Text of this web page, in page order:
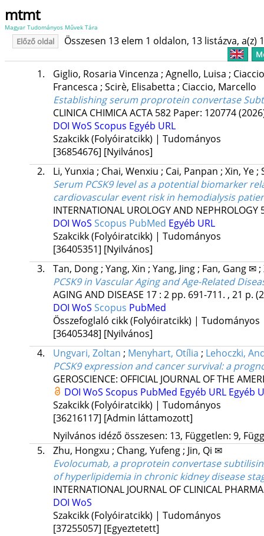
mtmt
Magyar Tudományos Művek Tára
Előző oldal Összesen 13 elem 1 oldalon, 13 listázva, a(z)
1. Giglio, Rosaria Vincenza ; Agnello, Luisa ;
Francesca ; Scirè, Elisabetta ; Ciaccio, Marcello
Establishing serum proprotein convertase
CLINICA CHIMICA ACTA 582 Paper: 120774
DOI WoS Scopus Egyéb URL
Szakcikk (Folyóiratcikk) | Tudományos
[36854676] [Nyilvános]
2.
Li, Yunxia ; Chai, Wenxiu ; Cai, Panpan ; Xin, Ye;
Serum PCSK9 level as a potential biomarker
cardiovascular event risk in hemodialysis
INTERNATIONAL UROLOGY AND NEPHROLOGY
DOI WoS Scopus PubMed Egyéb URL
Szakcikk (Folyóiratcikk) | Tudományos
[36405351] [Nyilvános]
3.
Tan, Dong; Yang, Xin ; Yang, Jing; Fan, Gang ✉;
PCSK9 in Vascular Aging and Age-Related
AGING AND DISEASE 17: 2 pp. 691-711. , 21 p.
DOI WoS Scopus PubMed
Összefoglaló cikk (Folyóiratcikk) | Tudományos
[36405348] [Nyilvános]
4.
Ungvari, Zoltan ; Menyhart, Otília ; Lehoczki,
PCSK9 expression and cancer survival: a
GEROSCIENCE: OFFICIAL JOURNAL OF THE
DOI WoS Scopus PubMed Egyéb URL Egyéb
Szakcikk (Folyóiratcikk) | Tudományos
[36216117] [Admin láttamozott]
Nyilvános idéző összesen: 13, Független: 9,
5.
Zhu, Hongxu ; Chang, Yufeng; Jin, Qi ✉
Evolocumab, a proprotein convertase
of hyperlipidemia in chronic kidney disease
INTERNATIONAL JOURNAL OF CLINICAL
DOI WoS
Szakcikk (Folyóiratcikk) | Tudományos
[37255057] [Egyeztetett]